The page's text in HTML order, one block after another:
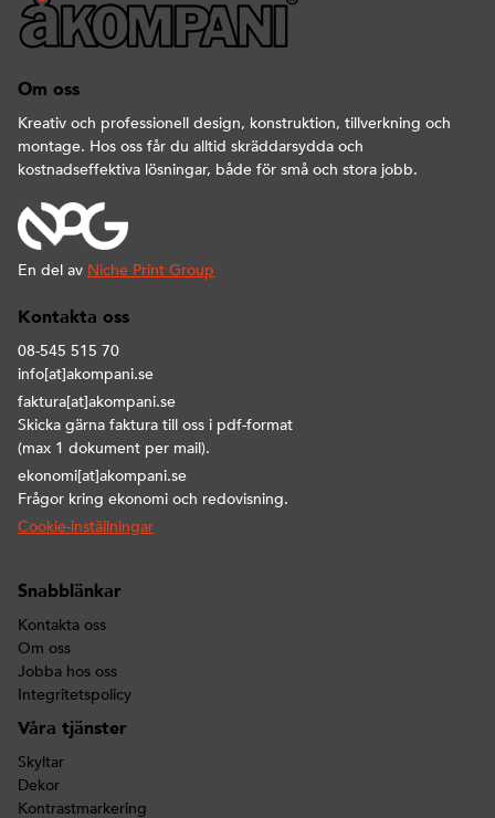
Om oss
Kreativ och professionell design, konstruktion, tillverkning och
montage. Hos oss får du alltid skräddarsydda och
kostnadseffektiva lösningar, både för små och stora jobb.
En del av Niche Print Group
Kontakta oss
08-545 515 70
info[at]akompani.se
faktura[at]akompani.se
Skicka gärna faktura till oss i pdf-format
(max 1 dokument per mail).
ekonomi[at]akompani.se
Frågor kring ekonomi och redovisning.
Cookie-inställningar
Snabblänkar
Kontakta oss
Om oss
Jobba hos oss
Integritetspolicy
Våra tjänster
Skyltar
Dekor
Kontrastmarkering